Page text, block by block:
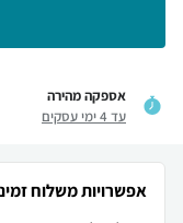
אספקה מהירה
עד 4 ימי עסקים
אפשרויות משלוח